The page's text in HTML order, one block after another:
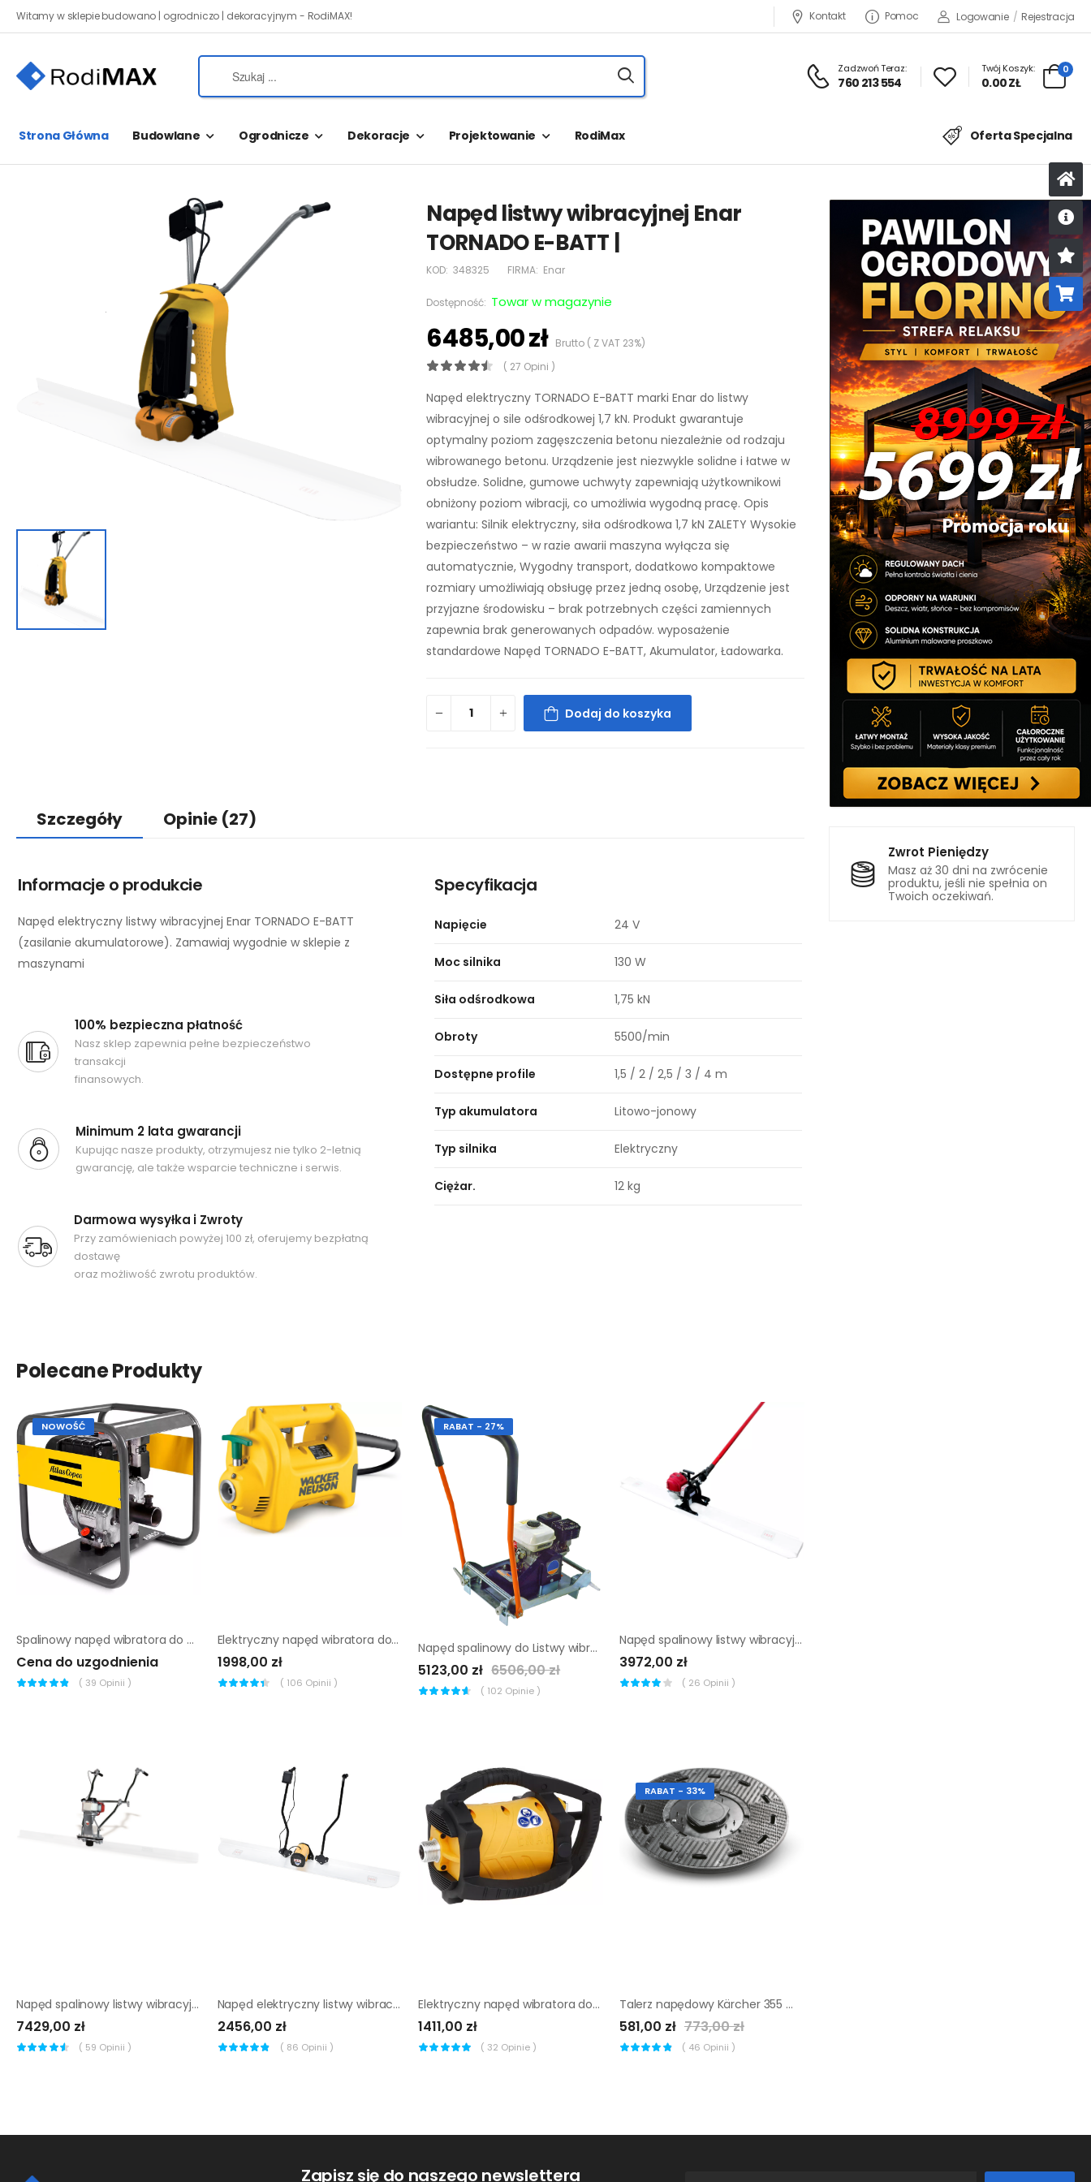
Witamy w sklepie budowano | ogrodniczo | dekoracyjnym - RodiMAX! Kontakt Pomoc Logowanie / Rejestracja
Zadzwoń Teraz:
760 213 554
Twój Koszyk:
0.00 ZŁ
0
Strona Główna Budowlane Ogrodnicze Dekoracje Projektowanie RodiMax Oferta Specjalna
Zwrot Pieniędzy
Masz aż 30 dni na zwrócenie
produktu, jeśli nie spełnia on
Twoich oczekiwań.
Napęd listwy wibracyjnej Enar
TORNADO E-BATT |
KOD: 348325 FIRMA: Enar
Dostępność: Towar w magazynie
6485,00 złBrutto ( Z VAT 23%)
( 27 Opini )
Napęd elektryczny TORNADO E-BATT marki Enar do listwy
wibracyjnej o sile odśrodkowej 1,7 kN. Produkt gwarantuje
optymalny poziom zagęszczenia betonu niezależnie od rodzaju
wibrowanego betonu. Urządzenie jest niezwykle solidne i łatwe w
obsłudze. Solidne, gumowe uchwyty zapewniają użytkownikowi
obniżony poziom wibracji, co umożliwia wygodną pracę. Opis
wariantu: Silnik elektryczny, siła odśrodkowa 1,7 kN ZALETY Wysokie
bezpieczeństwo – w razie awarii maszyna wyłącza się
automatycznie, Wygodny transport, dodatkowo kompaktowe
rozmiary umożliwiają obsługę przez jedną osobę, Urządzenie jest
przyjazne środowisku – brak potrzebnych części zamiennych
zapewnia brak generowanych odpadów. wyposażenie
standardowe Napęd TORNADO E-BATT, Akumulator, Ładowarka.
Dodaj do koszyka
Szczegóły Opinie (27)
Informacje o produkcie
Napęd elektryczny listwy wibracyjnej Enar TORNADO E-BATT
(zasilanie akumulatorowe). Zamawiaj wygodnie w sklepie z
maszynami
100% bezpieczna płatność
Nasz sklep zapewnia pełne bezpieczeństwo
transakcji
finansowych.
Minimum 2 lata gwarancji
Kupując nasze produkty, otrzymujesz nie tylko 2-letnią
gwarancję, ale także wsparcie techniczne i serwis.
Darmowa wysyłka i Zwroty
Przy zamówieniach powyżej 100 zł, oferujemy bezpłatną
dostawę
oraz możliwość zwrotu produktów.
Specyfikacja
Napięcie 24 V
Moc silnika 130 W
Siła odśrodkowa 1,75 kN
Obroty 5500/min
Dostępne profile 1,5 / 2 / 2,5 / 3 / 4 m
Typ akumulatora Litowo-jonowy
Typ silnika Elektryczny
Ciężar. 12 kg
Polecane Produkty
NOWOŚĆ
Spalinowy napęd wibratora do betonu Atlas Copco AMD 3000
Cena do uzgodnienia
( 39 Opinii )
Elektryczny napęd wibratora do betonu Wacker Neuson M1500
1998,00 zł
( 106 Opinii )
RABAT - 27%
Napęd spalinowy do Listwy wibracyjnej Altrad Belle Porto Screed
5123,00 zł 6506,00 zł
( 102 Opinie )
Napęd spalinowy listwy wibracyjnej Enar QZH
3972,00 zł
( 26 Opinii )
Napęd spalinowy listwy wibracyjnej Wacker Neuson P 35A
7429,00 zł
( 59 Opinii )
Napęd elektryczny listwy wibracyjnej Enar QXE TURBO
2456,00 zł
( 86 Opinii )
Elektryczny napęd wibratora do betonu Enar Dingo
1411,00 zł
( 32 Opinie )
RABAT - 33%
Talerz napędowy Kärcher 355 mm
581,00 zł 773,00 zł
( 46 Opinii )
Zapisz się do naszego newslettera